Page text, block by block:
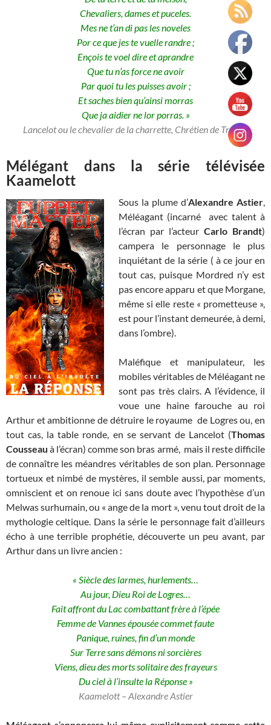
Chevaliers, dames et puceles.
Mes ne t’an di pas les noveles
Por ce que jes te vuelle randre ;
Ençois te voel dire et aprandre
Que tu n’as force ne avoir
Par quoi tu les puisses avoir ;
Et saches bien qu’ainsi morras
Que ja aidier ne lor porras. »
Lancelot ou le chevalier de la charrette, Chrétien de Troyes.
Mélégant dans la série télévisée
Kaamelott
Sous la plume d’Alexandre Astier,
Méléagant (incarné avec talent à
l’écran par l’acteur Carlo Brandt)
campera le personnage le plus
inquiétant de la série ( à ce jour en
tout cas, puisque Mordred n’y est
pas encore apparu et que Morgane,
même si elle reste « prometteuse »,
est pour l’instant demeurée, à demi,
dans l’ombre).
Maléfique et manipulateur, les
mobiles véritables de Méléagant ne
sont pas très clairs. A l’évidence, il
voue une haine farouche au roi
Arthur et ambitionne de détruire le royaume de Logres ou, en
tout cas, la table ronde, en se servant de Lancelot (Thomas
Cousseau à l’écran) comme son bras armé, mais il reste difficile
de connaître les méandres véritables de son plan. Personnage
tortueux et nimbé de mystères, il semble aussi, par moments,
omniscient et on renoue ici sans doute avec l’hypothèse d’un
Melwas surhumain, ou « ange de la mort », venu tout droit de la
mythologie celtique. Dans la série le personnage fait d’ailleurs
écho à une terrible prophétie, découverte un peu avant, par
Arthur dans un livre ancien :
« Siècle des larmes, hurlements…
Au jour, Dieu Roi de Logres…
Fait affront du Lac combattant frère à l’épée
Femme de Vannes épousée commet faute
Panique, ruines, fin d’un monde
Sur Terre sans démons ni sorcières
Viens, dieu des morts solitaire des frayeurs
Du ciel à l’insulte la Réponse »
Kaamelott – Alexandre Astier